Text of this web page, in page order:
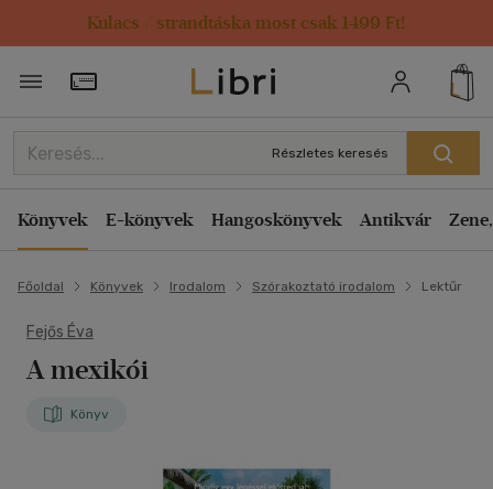
Kulacs / strandtáska most csak 1499 Ft!
Törzsvásárlói Kártya adatai
Részletes keresés
Könyvek E-könyvek Hangoskönyvek Antikvár
Főoldal Könyvek Irodalom Szórakoztató irodalom Lektűr
Fejős Éva
A mexikói
Könyv